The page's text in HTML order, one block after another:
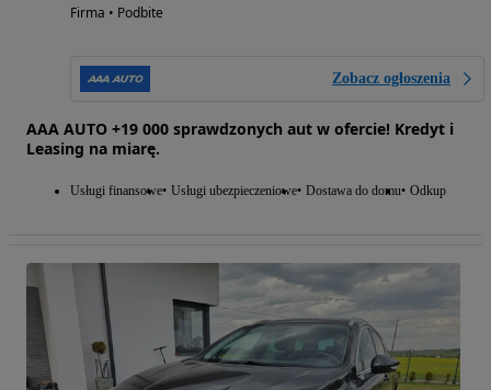
Firma • Podbite
Zobacz ogłoszenia
AAA AUTO +19 000 sprawdzonych aut w ofercie! Kredyt i
Leasing na miarę.
Usługi finansowe Usługi ubezpieczeniowe Dostawa do domu Odkup